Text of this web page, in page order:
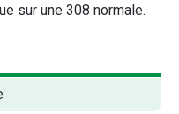
sur une 308 normale.